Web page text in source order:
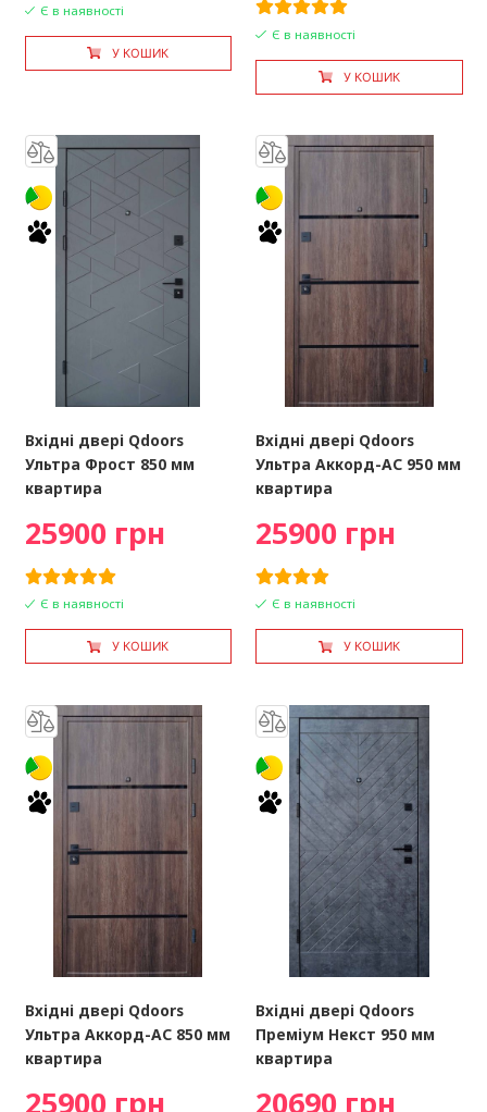
Є в наявності
У КОШИК
Є в наявності
У КОШИК
Вхідні двері Qdoors
Ультра Фрост 850 мм
квартира
25900 грн
Є в наявності
У КОШИК
Вхідні двері Qdoors
Ультра Аккорд-AС 950 мм
квартира
25900 грн
Є в наявності
У КОШИК
Вхідні двері Qdoors
Ультра Аккорд-AС 850 мм
квартира
25900 грн
Вхідні двері Qdoors
Преміум Некст 950 мм
квартира
20690 грн